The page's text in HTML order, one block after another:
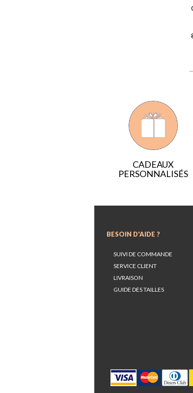
CADEAUX
PERSONNALISÉS
BESOIN D'AIDE ?
SUIVI DE COMMANDE
SERVICE CLIENT
LIVRAISON
GUIDE DES TAILLES